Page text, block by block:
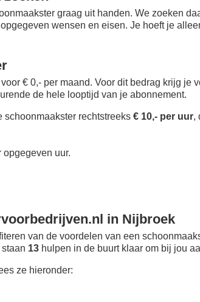
graag uit handen. We zoeken
wensen en eisen. Je hoeft je
€ 0,- per maand. Voor dit bedrag krijg je
de hele looptijd van je abonnement.
schoonmaakster rechtstreeks € 10,- per uur,
opgegeven uur.
in Nijbroek
van de voordelen van een
13 hulpen in de buurt klaar om bij jou
ze hieronder: